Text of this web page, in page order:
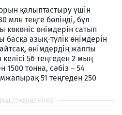
қалыптастыру үшін
млн теңге бөлінді, бұл
өнімдерін сатып
басқа азық-түлік өнімдерін
өнімдердің жалпы
келісі 56 теңгеден 2 мың
1500 тонна, сәбіз – 54
51 теңгеден 250